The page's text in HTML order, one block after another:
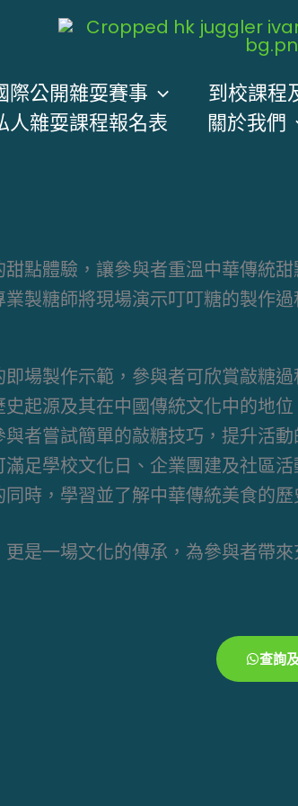
際公開雜耍賽事 到校課程
人雜耍課程報名表 關於我們
點體驗，讓參與者重溫中華傳統
製糖師將現場演示叮叮糖的製作
即場製作示範，參與者可欣賞敲糖
史起源及其在中國傳統文化中的地
與者嘗試簡單的敲糖技巧，提升活
滿足學校文化日、企業團建及社區
同時，學習並了解中華傳統美食的
是一場文化的傳承，為參與者帶
查詢